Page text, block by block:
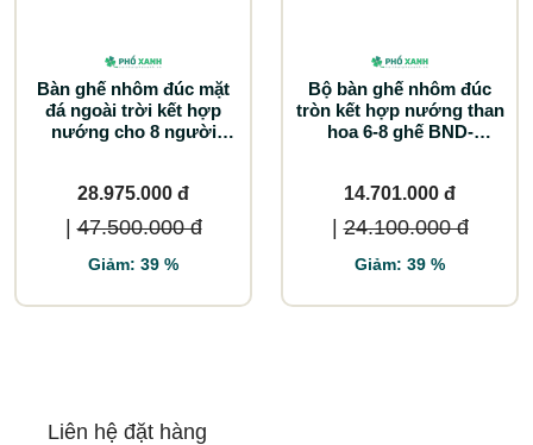
Bàn ghế nhôm đúc mặt
đá ngoài trời kết hợp
nướng cho 8 người
28.975.000 đ
| 47.500.000 đ
Giảm: 39 %
Bộ bàn ghế nhôm đúc
tròn kết hợp nướng than
hoa 6-8 ghế BND-
14.701.000 đ
| 24.100.000 đ
Giảm: 39 %
Liên hệ đặt hàng